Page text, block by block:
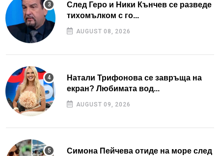
След Геро и Ники Кънчев се разведе
тихомълком с го...
AUGUST 08, 2026
Натали Трифонова се завръща на
екран? Любимата вод...
AUGUST 09, 2026
Симона Пейчева отиде на море след